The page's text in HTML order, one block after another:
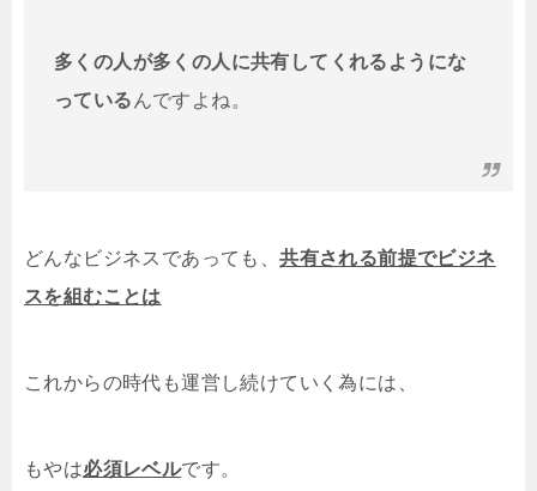
多くの人が多くの人に共有してくれるようにな
っている んですよね。
どんなビジネスであっても、共有される前提でビジネ
スを組むことは
これからの時代も運営し続けていく為には、
もやは必須レベルです。